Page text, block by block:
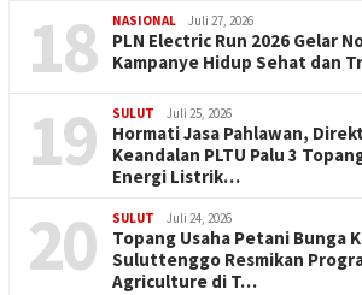
18 NASIONAL Juli 27, 2026
PLN Electric Run 2026 Gelar
Kampanye Hidup Sehat dan
19 SULUT Juli 25, 2026
Hormati Jasa Pahlawan,
Keandalan PLTU Palu 3
Energi Listrik…
20 SULUT Juli 24, 2026
Topang Usaha Petani Bunga
Suluttenggo Resmikan
Agriculture di T…